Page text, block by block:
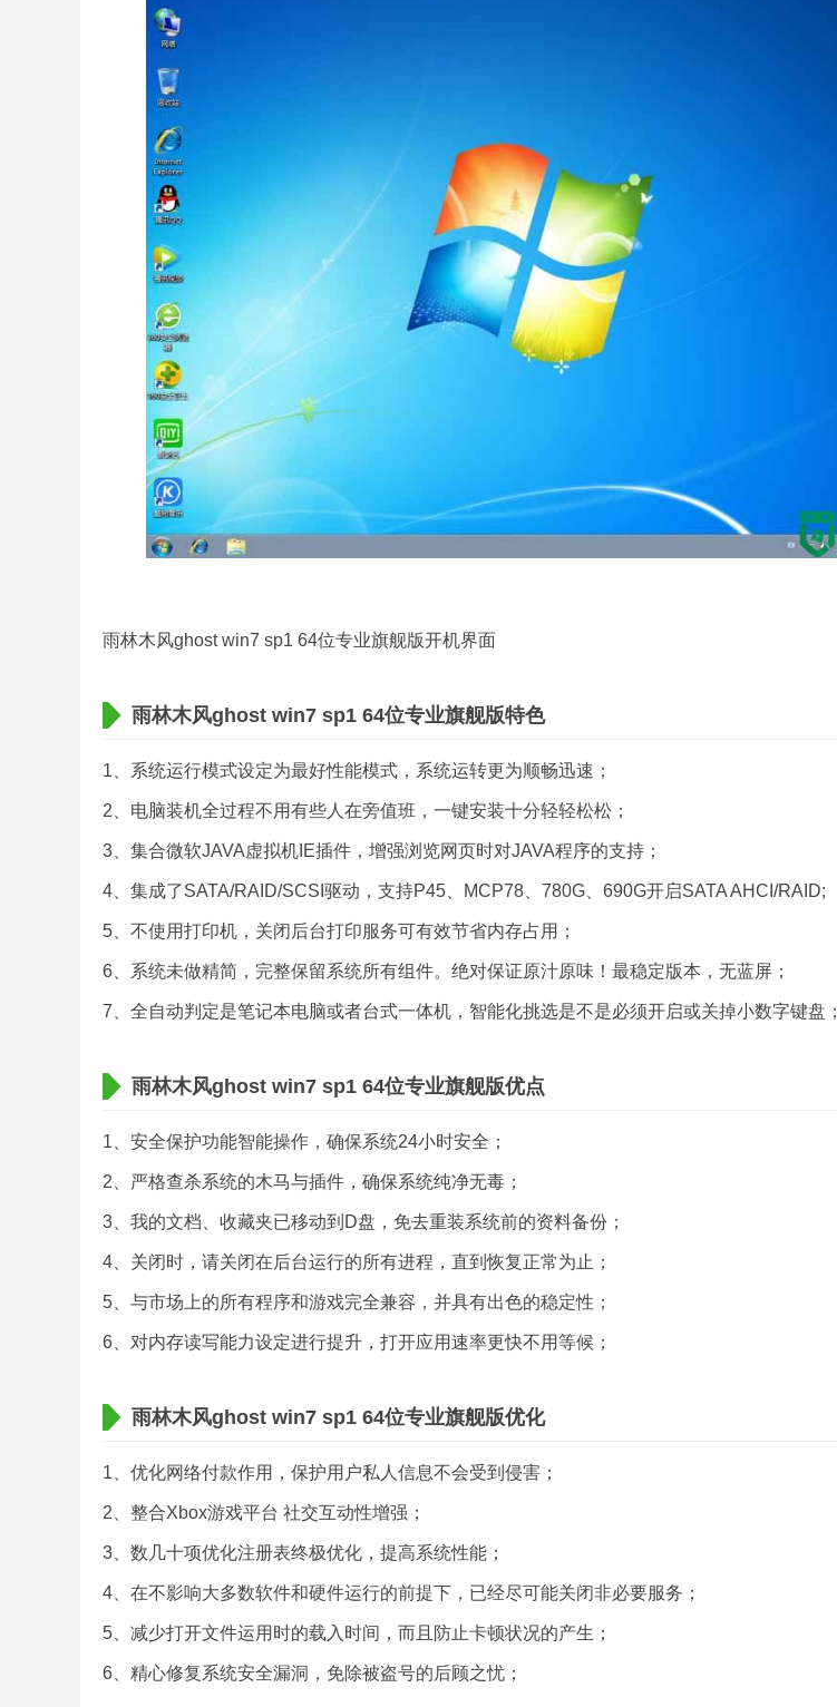
雨林木风ghost win7 sp1 64位专业旗舰版开机界面
雨林木风ghost win7 sp1 64位专业旗舰版特色
1、系统运行模式设定为最好性能模式，系统运转更为顺畅迅速；
2、电脑装机全过程不用有些人在旁值班，一键安装十分轻轻松松；
3、集合微软JAVA虚拟机IE插件，增强浏览网页时对JAVA程序的支持；
4、集成了SATA/RAID/SCSI驱动，支持P45、MCP78、780G、690G开启SATA AHCI/RAID;
5、不使用打印机，关闭后台打印服务可有效节省内存占用；
6、系统未做精简，完整保留系统所有组件。绝对保证原汁原味！最稳定版本，无蓝屏；
7、全自动判定是笔记本电脑或者台式一体机，智能化挑选是不是必须开启或关掉小数字键盘；
雨林木风ghost win7 sp1 64位专业旗舰版优点
1、安全保护功能智能操作，确保系统24小时安全；
2、严格查杀系统的木马与插件，确保系统纯净无毒；
3、我的文档、收藏夹已移动到D盘，免去重装系统前的资料备份；
4、关闭时，请关闭在后台运行的所有进程，直到恢复正常为止；
5、与市场上的所有程序和游戏完全兼容，并具有出色的稳定性；
6、对内存读写能力设定进行提升，打开应用速率更快不用等候；
雨林木风ghost win7 sp1 64位专业旗舰版优化
1、优化网络付款作用，保护用户私人信息不会受到侵害；
2、整合Xbox游戏平台 社交互动性增强；
3、数几十项优化注册表终极优化，提高系统性能；
4、在不影响大多数软件和硬件运行的前提下，已经尽可能关闭非必要服务；
5、减少打开文件运用时的载入时间，而且防止卡顿状况的产生；
6、精心修复系统安全漏洞，免除被盗号的后顾之忧；